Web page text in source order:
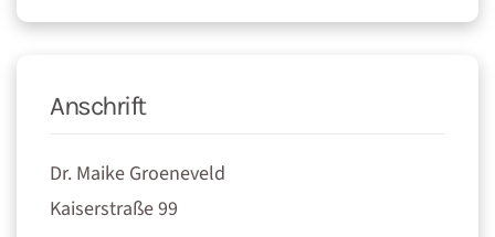
Anschrift
Dr. Maike Groeneveld
Kaiserstraße 99